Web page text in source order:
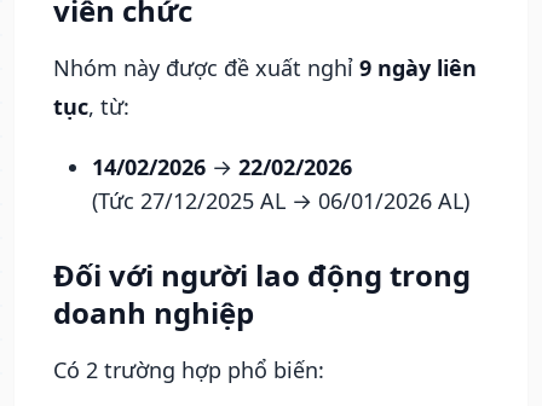
viên chức
Nhóm này được đề xuất nghỉ 9 ngày liên
tục, từ:
14/02/2026 → 22/02/2026
(Tức 27/12/2025 AL → 06/01/2026 AL)
Đối với người lao động trong
doanh nghiệp
Có 2 trường hợp phổ biến: